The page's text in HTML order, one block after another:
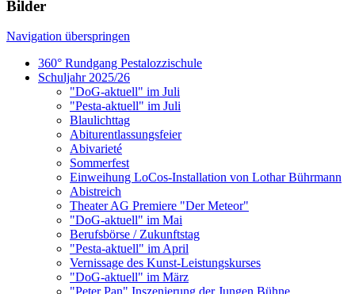
Bilder
Navigation überspringen
360° Rundgang Pestalozzischule
Schuljahr 2025/26
"DoG-aktuell" im Juli
"Pesta-aktuell" im Juli
Blaulichttag
Abiturentlassungsfeier
Abivarieté
Sommerfest
Einweihung LoCos-Installation von Lothar Bührmann
Abistreich
Theater AG Premiere "Der Meteor"
"DoG-aktuell" im Mai
Berufsbörse / Zukunftstag
"Pesta-aktuell" im April
Vernissage des Kunst-Leistungskurses
"DoG-aktuell" im März